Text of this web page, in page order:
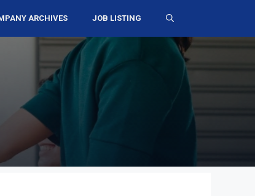
ARCHIVES JOB LISTING